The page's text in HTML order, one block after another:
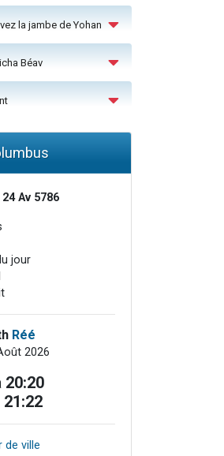
la jambe de Yohan
Béav
Av 5786
jour
Réé
2026
20:20
21:22
de ville